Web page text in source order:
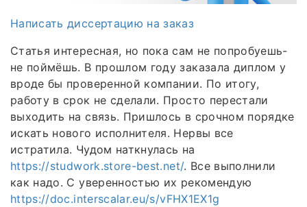
Написать диссертацию на заказ
Статья интересная, но пока сам не попробуешь-
не поймёшь. В прошлом году заказала диплом у
вроде бы проверенной компании. По итогу,
работу в срок не сделали. Просто перестали
выходить на связь. Пришлось в срочном порядке
искать нового исполнителя. Нервы все
истратила. Чудом наткнулась на
https://studwork.store-best.net/. Все выполнили
как надо. С уверенностью их рекомендую
https://doc.interscalar.eu/s/vFHX1EX1g